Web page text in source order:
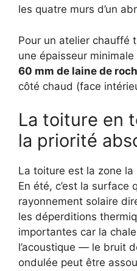
les quatre murs d’un
Pour un atelier chauffé
une épaisseur minimale
60 mm de laine de
côté chaud (face
La toiture en
la priorité
La toiture est la zone
En été, c’est la surface
rayonnement solaire
les déperditions
importantes car la
l’acoustique — le bruit
ondulée peut être